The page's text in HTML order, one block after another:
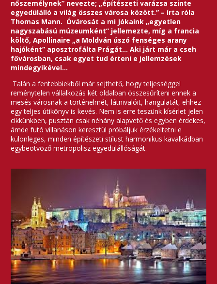
nőszemélynek” nevezte; „építészeti varázsa szinte
egyedülálló a világ összes városa között.” – írta róla
Thomas Mann. Óvárosát a mi Jókaink „egyetlen
nagyszabású múzeumként” jellemezte, míg a francia
költő, Apollinaire „a Moldván úszó fenséges arany
hajóként” aposztrofálta Prágát… Aki járt már a cseh
fővárosban, csak egyet tud érteni e jellemzések
mindegyikével…
Talán a fentebbiekből már sejthető, hogy teljességgel
reménytelen vállalkozás két oldalban összesűríteni ennek a
mesés városnak a történelmét, látnivalóit, hangulatát, ehhez
egy teljes útikönyv is kevés. Nem is erre teszünk kísérlet jelen
cikkünkben, pusztán csak néhány alapvető és egyben érdekes,
ámde futó villanáson keresztül próbáljuk érzékeltetni e
különleges, minden építészeti stílust harmonikus kavalkádban
egybeötvöző metropolisz egyedülállóságát.